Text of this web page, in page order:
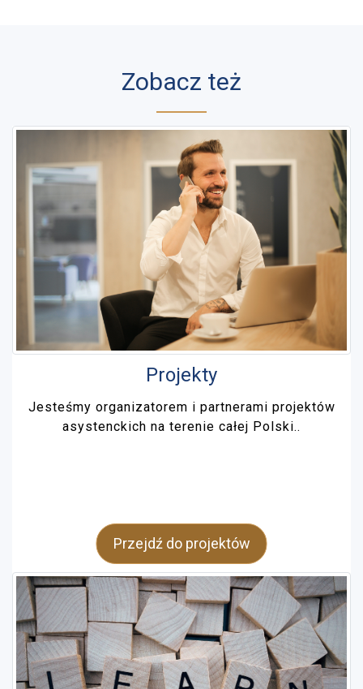
Zobacz też
Projekty
Jesteśmy organizatorem i partnerami projektów
asystenckich na terenie całej Polski..
Przejdź do projektów